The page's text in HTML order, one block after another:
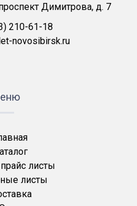
Димитрова, д. 7
210-61-18
novosibirsk.ru
листы
листы